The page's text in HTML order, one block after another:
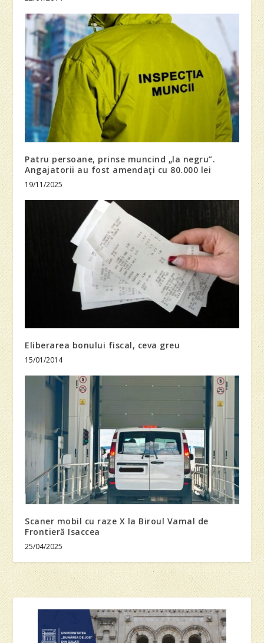
Patru persoane, prinse muncind „la negru”.
Angajatorii au fost amendaţi cu 80.000 lei
19/11/2025
Eliberarea bonului fiscal, ceva greu
15/01/2014
Scaner mobil cu raze X la Biroul Vamal de
Frontieră Isaccea
25/04/2025